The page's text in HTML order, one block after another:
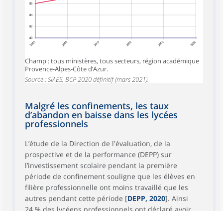
80
82
84
86
2015 2016 2017 2018 2019 2020
Champ : tous ministères, tous secteurs, région académique
Provence-Alpes-Côte d’Azur.
Source : SIAES, BCP 2020 définitif (mars 2021).
Malgré les confinements, les taux
d’abandon en baisse dans les lycées
professionnels
L’étude de la Direction de l'évaluation, de la
prospective et de la performance (DEPP) sur
l’investissement scolaire pendant la première
période de confinement souligne que les élèves en
filière professionnelle ont moins travaillé que les
autres pendant cette période [DEPP, 2020]. Ainsi